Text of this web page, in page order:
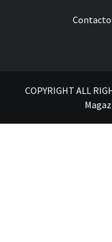
Contacto
COPYRIGHT ALL